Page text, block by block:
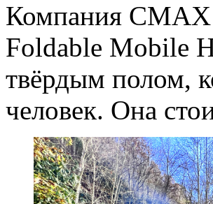
Компания CMAX
Foldable Mobile
твёрдым полом,
человек. Она